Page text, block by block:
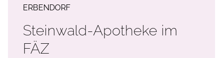
ERBENDORF
Steinwald-Apotheke im
FÄZ